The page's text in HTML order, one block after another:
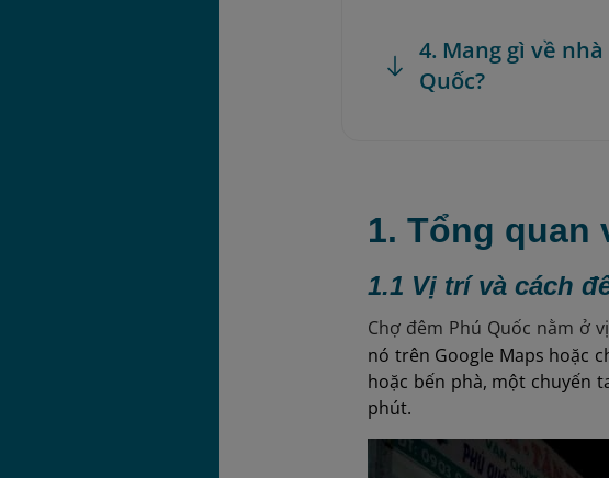
4. Mang gì về
Quốc?
1. Tổng quan
1.1 Vị trí và cách
Chợ đêm Phú Quốc nằm ở
nó trên Google Maps hoặc
hoặc bến phà, một chuyến
phút.